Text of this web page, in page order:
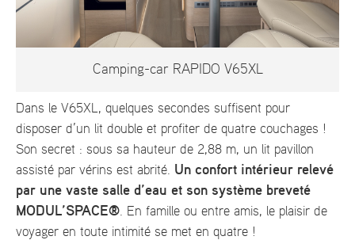
Camping-car RAPIDO V65XL
Dans le V65XL, quelques secondes suffisent pour
disposer d’un lit double et profiter de quatre couchages !
Son secret : sous sa hauteur de 2,88 m, un lit pavillon
assisté par vérins est abrité. Un confort intérieur relevé
par une vaste salle d’eau et son système breveté
MODUL’SPACE® . En famille ou entre amis, le plaisir de
voyager en toute intimité se met en quatre !